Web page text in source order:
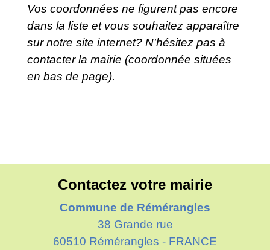
Vos coordonnées ne figurent pas encore
dans la liste et vous souhaitez apparaître
sur notre site internet? N'hésitez pas à
contacter la mairie (coordonnée situées
en bas de page).
Contactez votre mairie
Commune de Rémérangles
38 Grande rue
60510 Rémérangles - FRANCE